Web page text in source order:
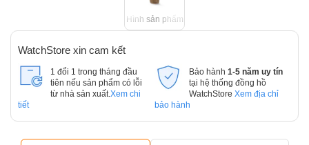
Hình sản phẩm
WatchStore xin cam kết
1 đổi 1 trong tháng đầu
tiên nếu sản phẩm có lỗi
từ nhà sản xuất. Xem chi
tiết
Bảo hành 1-5 năm uy tín
tại hệ thống đồng hồ
WatchStore Xem địa chỉ
bảo hành